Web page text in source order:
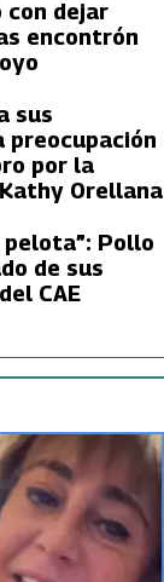
con dejar
encontrón
sus
preocupación
por la
Orellana
pelota”: Pollo
de sus
CAE